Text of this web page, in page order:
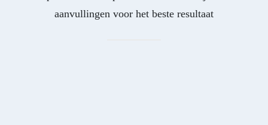
aanvullingen voor het beste resultaat